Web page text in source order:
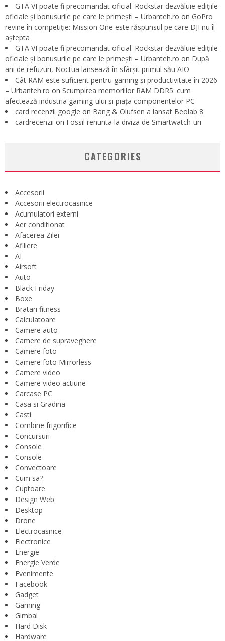
GTA VI poate fi precomandat oficial. Rockstar dezvăluie edițiile
oficiale și bonusurile pe care le primești – Urbanteh.ro on GoPro
revine în competiție: Mission One este răspunsul pe care DJI nu îl
aștepta
GTA VI poate fi precomandat oficial. Rockstar dezvăluie edițiile
oficiale și bonusurile pe care le primești – Urbanteh.ro on După
ani de refuzuri, Noctua lansează în sfârșit primul său AIO
Cât RAM este suficient pentru gaming și productivitate în 2026
– Urbanteh.ro on Scumpirea memoriilor RAM DDR5: cum
afectează industria gaming-ului și piața componentelor PC
card recenzii google on Bang & Olufsen a lansat Beolab 8
cardrecenzii on Fossil renunta la diviza de Smartwatch-uri
CATEGORIES
Accesorii
Accesorii electrocasnice
Acumulatori externi
Aer conditionat
Afacerea Zilei
Afiliere
AI
Airsoft
Auto
Black Friday
Boxe
Bratari fitness
Calculatoare
Camere auto
Camere de supraveghere
Camere foto
Camere foto Mirrorless
Camere video
Camere video actiune
Carcase PC
Casa si Gradina
Casti
Combine frigorifice
Concursuri
Console
Console
Convectoare
Cum sa?
Cuptoare
Design Web
Desktop
Drone
Electrocasnice
Electronice
Energie
Energie Verde
Evenimente
Facebook
Gadget
Gaming
Gimbal
Hard Disk
Hardware